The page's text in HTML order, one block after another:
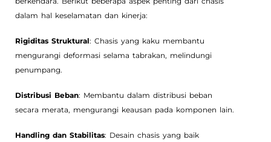
dalam hal keselamatan dan kinerja:
Rigiditas Struktural: Chasis yang kaku membantu
mengurangi deformasi selama tabrakan, melindungi
penumpang.
Distribusi Beban: Membantu dalam distribusi beban
secara merata, mengurangi keausan pada komponen lain.
Handling dan Stabilitas: Desain chasis yang baik